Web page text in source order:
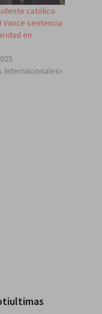
católico
Vance sentencia
en
Internacionales»